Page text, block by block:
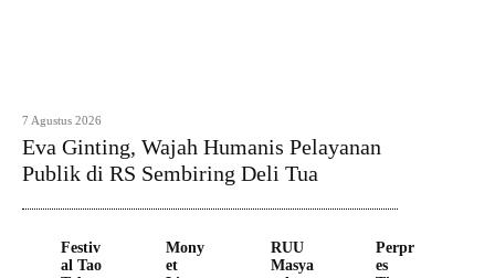
7 Agustus 2026
Eva Ginting, Wajah Humanis Pelayanan
Publik di RS Sembiring Deli Tua
Festiv
al Tao
Mony
et
RUU
Masya
Perpr
es